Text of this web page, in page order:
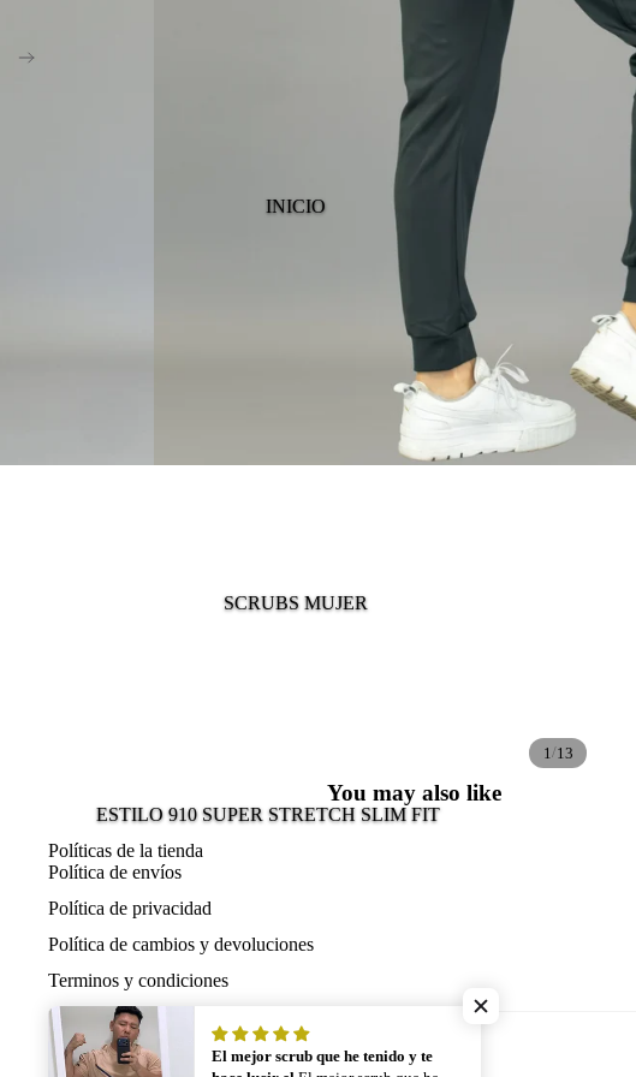
INICIO
SCRUBS MUJER
ESTILO 910 SUPER STRETCH SLIM FIT
ESTILO 905 SUPER STRETCH SLIM FIT
ESTILO 511 BAMBOO
ESTILO 300 ANTIFLUIDO PREMIUM
ESTILO 530/515 CLASICO RELAX Y LIGERO
1/13
You may also like
Políticas de la tienda
Política de envíos
Política de privacidad
Política de cambios y devoluciones
Terminos y condiciones
El mejor scrub que he tenido y te